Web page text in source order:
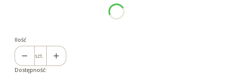
Poszczególne warianty mogą różnić się ceną
Ilość
szt.
Dostępność: